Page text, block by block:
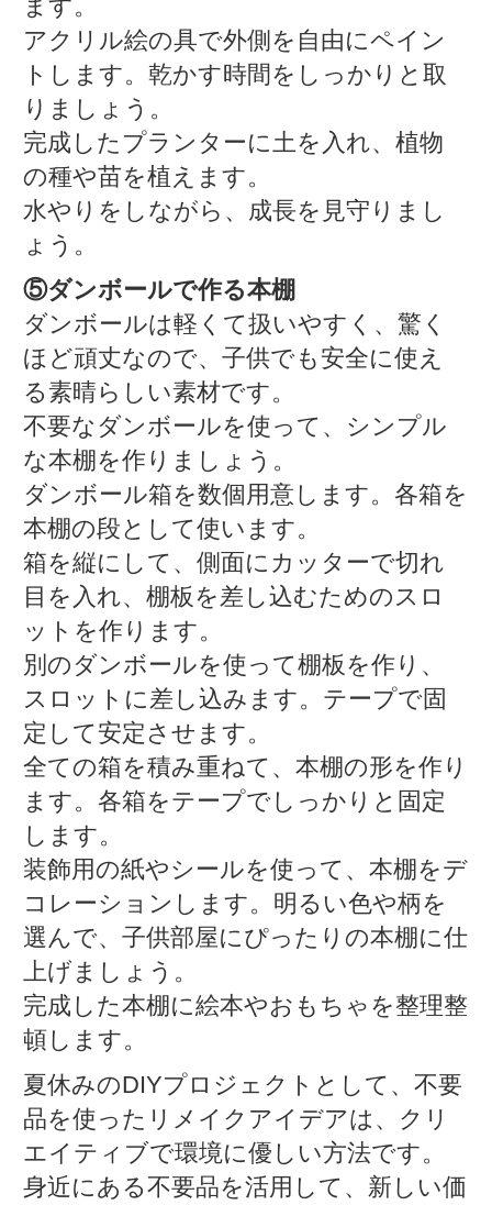
ます。
アクリル絵の具で外側を自由にペイン
トします。乾かす時間をしっかりと取
りましょう。
完成したプランターに土を入れ、植物
の種や苗を植えます。
水やりをしながら、成長を見守りまし
ょう。
⑤ダンボールで作る本棚
ダンボールは軽くて扱いやすく、驚く
ほど頑丈なので、子供でも安全に使え
る素晴らしい素材です。
不要なダンボールを使って、シンプル
な本棚を作りましょう。
ダンボール箱を数個用意します。各箱を
本棚の段として使います。
箱を縦にして、側面にカッターで切れ
目を入れ、棚板を差し込むためのスロ
ットを作ります。
別のダンボールを使って棚板を作り、
スロットに差し込みます。テープで固
定して安定させます。
全ての箱を積み重ねて、本棚の形を作り
ます。各箱をテープでしっかりと固定
します。
装飾用の紙やシールを使って、本棚をデ
コレーションします。明るい色や柄を
選んで、子供部屋にぴったりの本棚に仕
上げましょう。
完成した本棚に絵本やおもちゃを整理整
頓します。
夏休みのDIYプロジェクトとして、不要
品を使ったリメイクアイデアは、クリ
エイティブで環境に優しい方法です。
身近にある不要品を活用して、新しい価